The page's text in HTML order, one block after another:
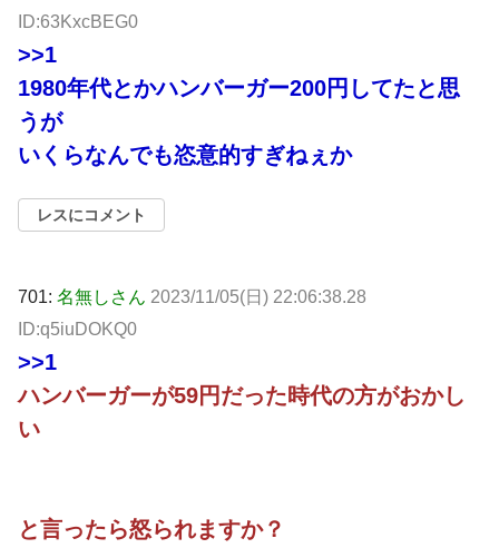
ID:63KxcBEG0
>>1
1980年代とかハンバーガー200円してたと思
うが
いくらなんでも恣意的すぎねぇか
レスにコメント
701: 名無しさん 2023/11/05(日) 22:06:38.28
ID:q5iuDOKQ0
>>1
ハンバーガーが59円だった時代の方がおかし
い
と言ったら怒られますか？